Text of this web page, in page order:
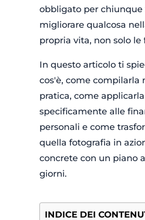
obbligato per chiunque
migliorare qualcosa
propria vita, non solo le
In questo articolo ti
cos'è, come compilarla
pratica, come applicarla
specificamente alle
personali e come
quella fotografia in
concrete con un piano
giorni.
INDICE DEI